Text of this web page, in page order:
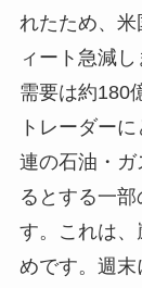
れたため、
ィート急減
需要は約180
トレーダー
連の石油・
るとする一
す。これは
めです。週